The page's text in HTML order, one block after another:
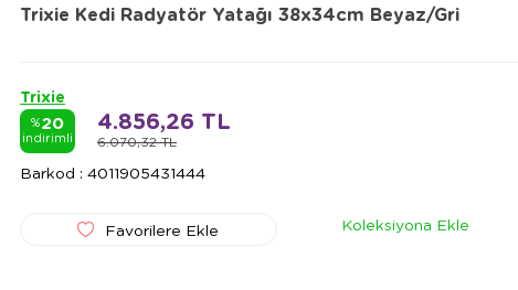
Trixie Kedi Radyatör Yatağı 38x34cm Beyaz/Gri
Trixie
%20
indirimli 6.070,32 TL
4.856,26 TL
Barkod : 4011905431444
Favorilere Ekle
Koleksiyona Ekle